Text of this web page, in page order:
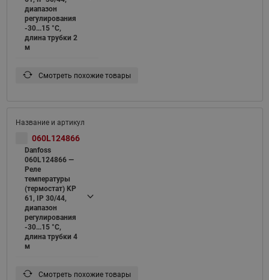
диапазон
регулирования
-30...15 °C,
длина трубки 2
м
Смотреть похожие товары
060L124866
Danfoss
060L124866 —
Реле
температуры
(термостат) KP
61, IP 30/44,
диапазон
регулирования
-30...15 °C,
длина трубки 4
м
Смотреть похожие товары